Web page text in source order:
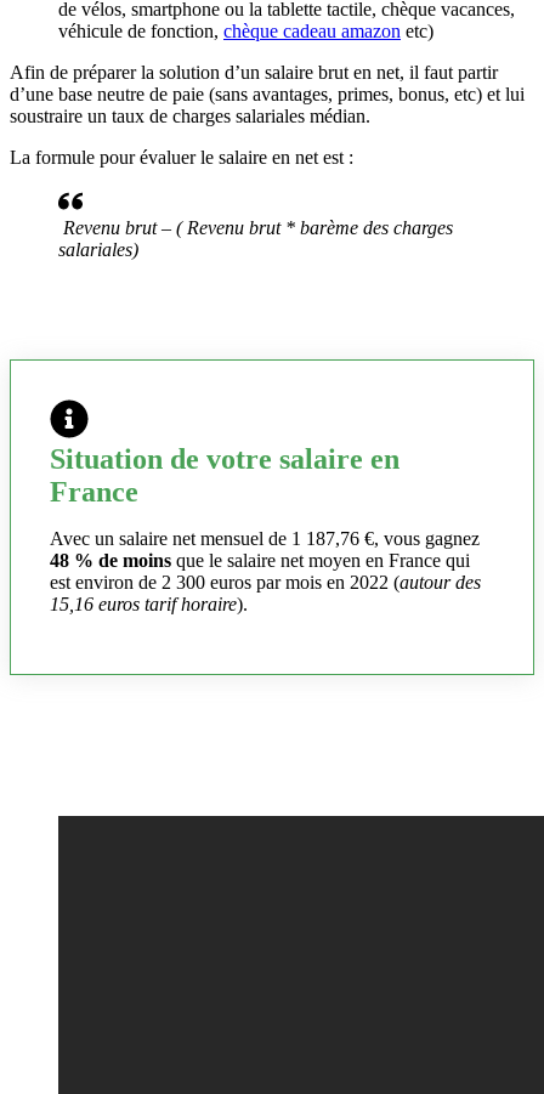
de vélos, smartphone ou la tablette tactile, chèque vacances,
véhicule de fonction, chèque cadeau amazon etc)
Afin de préparer la solution d’un salaire brut en net, il faut partir
d’une base neutre de paie (sans avantages, primes, bonus, etc) et lui
soustraire un taux de charges salariales médian.
La formule pour évaluer le salaire en net est :
Revenu brut – ( Revenu brut * barème des charges
salariales)
Situation de votre salaire en
France
Avec un salaire net mensuel de 1 187,76 €, vous gagnez
48 % de moins que le salaire net moyen en France qui
est environ de 2 300 euros par mois en 2022 (autour des
15,16 euros tarif horaire).